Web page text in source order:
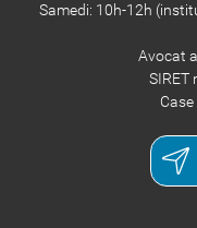
​​​​​​​Samedi: 10h-12h
Avocat
SIRET